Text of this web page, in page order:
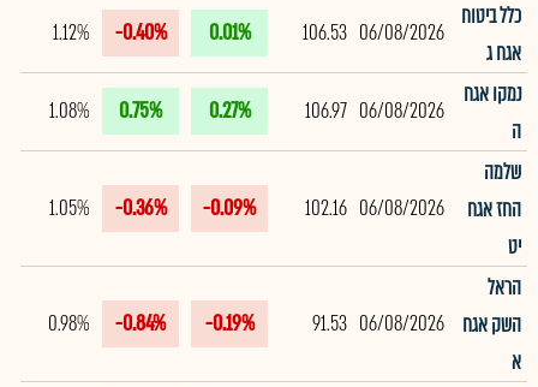
כלל ביטוח
אגח ג
06/08/2026
106.53
0.01%
-0.40%
1.12%
נמקו אגח
ה
06/08/2026
106.97
0.27%
0.75%
1.08%
שלמה
החז אגח
יט
06/08/2026
102.16
-0.09%
-0.36%
1.05%
הראל
השק אגח
א
06/08/2026
91.53
-0.19%
-0.84%
0.98%